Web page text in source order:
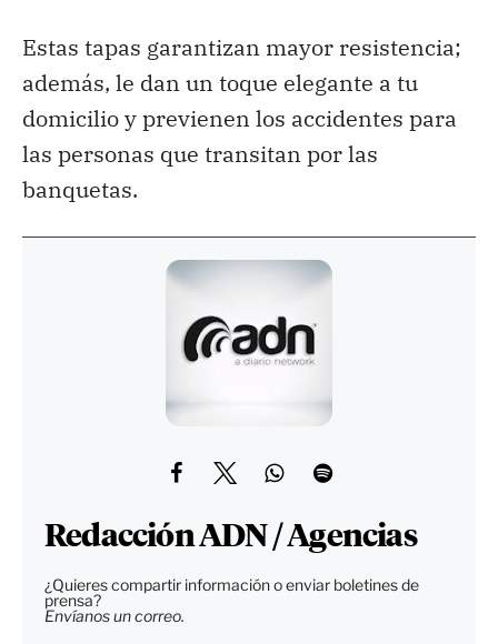
Estas tapas garantizan mayor resistencia;
además, le dan un toque elegante a tu
domicilio y previenen los accidentes para
las personas que transitan por las
banquetas.
Redacción ADN / Agencias
¿Quieres compartir información o enviar boletines de
prensa?
Envíanos un correo.